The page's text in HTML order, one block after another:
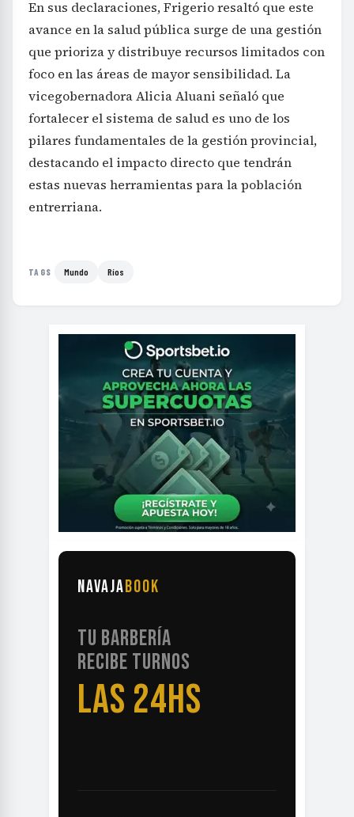
En sus declaraciones, Frigerio resaltó que este
avance en la salud pública surge de una gestión
que prioriza y distribuye recursos limitados con
foco en las áreas de mayor sensibilidad. La
vicegobernadora Alicia Aluani señaló que
fortalecer el sistema de salud es uno de los
pilares fundamentales de la gestión provincial,
destacando el impacto directo que tendrán
estas nuevas herramientas para la población
entrerriana.
TAGS Mundo Ríos
NAVAJABOOK
TU BARBERÍA
RECIBE TURNOS
LAS 24HS